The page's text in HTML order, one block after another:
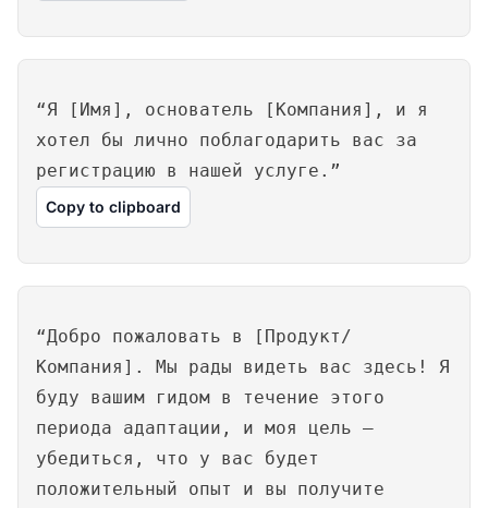
“Я [Имя], основатель [Компания], и я
хотел бы лично поблагодарить вас за
регистрацию в нашей услуге.”
Copy to clipboard
“Добро пожаловать в [Продукт/
Компания]. Мы рады видеть вас здесь! Я
буду вашим гидом в течение этого
периода адаптации, и моя цель —
убедиться, что у вас будет
положительный опыт и вы получите